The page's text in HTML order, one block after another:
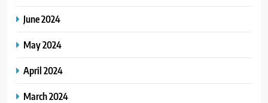
June 2024
May 2024
April 2024
March 2024